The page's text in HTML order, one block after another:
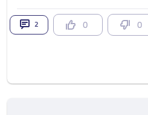
2 0 0